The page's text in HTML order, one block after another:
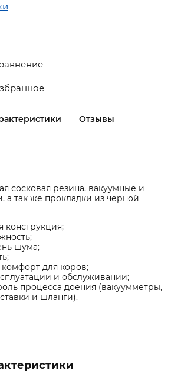
Отзывы
сосковая резина, вакуумные и
а так же прокладки из черной
конструкция;
шума;
для коров;
и обслуживании;
процесса доения (вакуумметры,
и шланги).